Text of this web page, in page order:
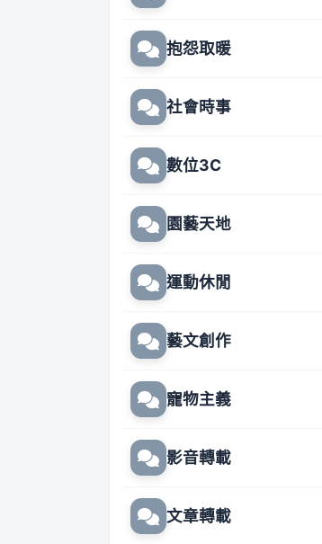
抱怨取暖
社會時事
數位3C
園藝天地
運動休閒
藝文創作
寵物主義
影音轉載
文章轉載